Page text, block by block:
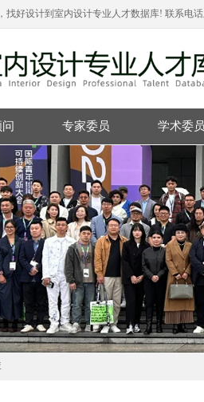
找好设计到室内设计专业人才数据库! 联系电
专家委员 学术委